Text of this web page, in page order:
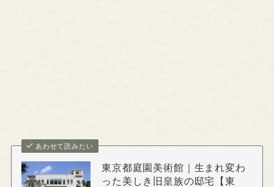
あわせて読みたい
東京都庭園美術館｜生まれ変わ
った美しき旧皇族の邸宅【東